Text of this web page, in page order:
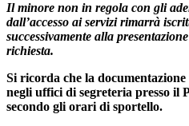
Il minore non in regola con gli
dall’accesso ai servizi rimarrà
successivamente alla
richiesta.
Si ricorda che la
negli uffici di segreteria presso il
secondo gli orari di sportello.